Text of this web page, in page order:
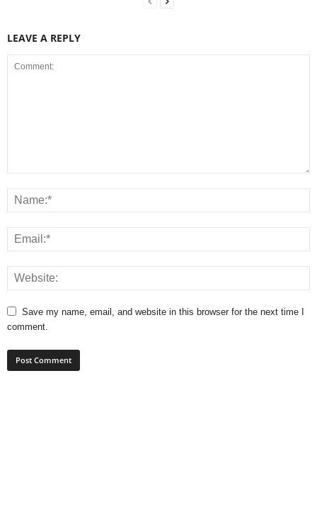
LEAVE A REPLY
Save my name, email, and website in this browser for the next time I
comment.